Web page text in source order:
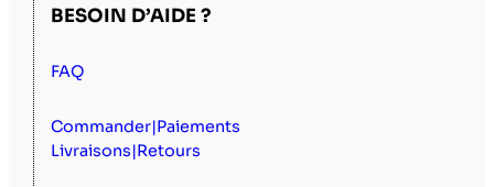
BESOIN D’AIDE ?
FAQ
Commander|Paiements
Livraisons|Retours